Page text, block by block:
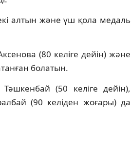
алтын және үш қола медаль
(80 келіге дейін) және
болатын.
(50 келіге дейін),
(90 келіден жоғары) да